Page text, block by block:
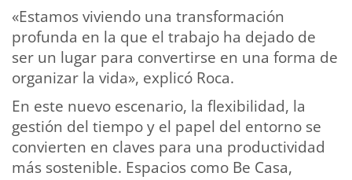
«Estamos viviendo una transformación
profunda en la que el trabajo ha dejado de
ser un lugar para convertirse en una forma de
organizar la vida», explicó Roca.
En este nuevo escenario, la flexibilidad, la
gestión del tiempo y el papel del entorno se
convierten en claves para una productividad
más sostenible. Espacios como Be Casa,